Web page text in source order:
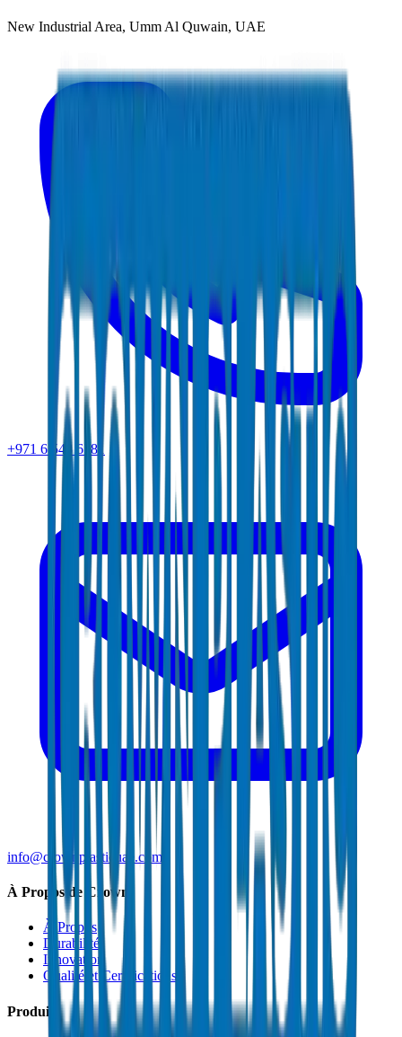
New Industrial Area, Umm Al Quwain, UAE
+971 6 543 6781
info@crownplasticuae.com
À Propos de Crown
À Propos
Durabilité
Innovation
Qualité et Certifications
Produits